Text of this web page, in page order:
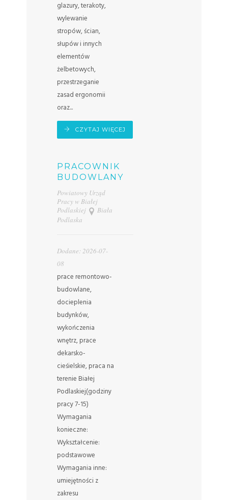
glazury, terakoty,
wylewanie
stropów, ścian,
słupów i innych
elementów
żelbetowych,
przestrzeganie
zasad ergonomii
oraz...
CZYTAJ WIĘCEJ
PRACOWNIK
BUDOWLANY
Powiatowy Urząd
Pracy w Białej
Podlaskiej
Biała
Podlaska
Dodane: 2026-07-
08
prace remontowo-
budowlane,
docieplenia
budynków,
wykończenia
wnętrz, prace
dekarsko-
cieśielskie, praca na
terenie Białej
Podlaskiej(godziny
pracy 7-15)
Wymagania
konieczne:
Wykształcenie:
podstawowe
Wymagania inne:
umiejętności z
zakresu